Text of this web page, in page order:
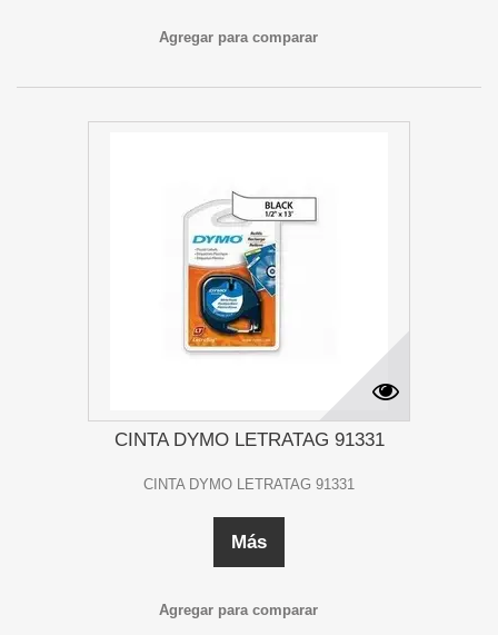
Agregar para comparar
CINTA DYMO LETRATAG 91331
CINTA DYMO LETRATAG 91331
Más
Agregar para comparar